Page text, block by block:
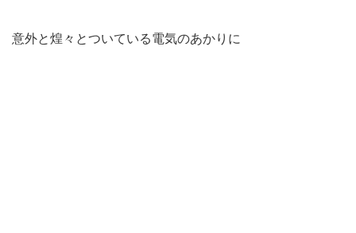
意外と煌々とついている電気のあかりに